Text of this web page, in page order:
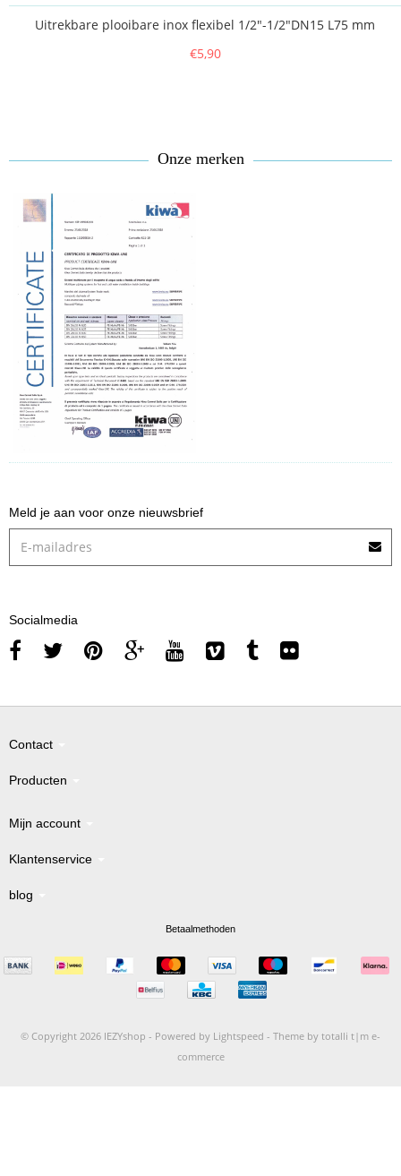
Uitrekbare plooibare inox flexibel 1/2"-1/2"DN15 L75 mm
€5,90
Onze merken
Meld je aan voor onze nieuwsbrief
Socialmedia
Contact
Producten
Mijn account
Klantenservice
blog
Betaalmethoden
© Copyright 2026 IEZYshop - Powered by Lightspeed - Theme by totalli t|m e-
commerce